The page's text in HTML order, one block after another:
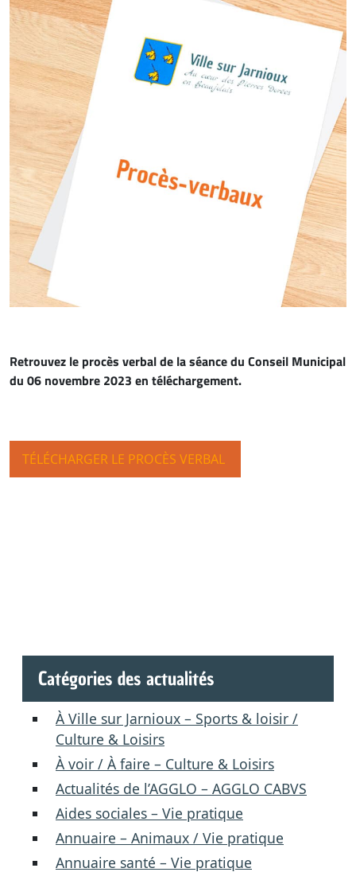
Retrouvez le procès verbal de la séance du Conseil Municipal
du 06 novembre 2023 en téléchargement.
TÉLÉCHARGER LE PROCÈS VERBAL
Catégories des actualités
À Ville sur Jarnioux – Sports & loisir /
Culture & Loisirs
À voir / À faire – Culture & Loisirs
Actualités de l’AGGLO – AGGLO CABVS
Aides sociales – Vie pratique
Annuaire – Animaux / Vie pratique
Annuaire santé – Vie pratique